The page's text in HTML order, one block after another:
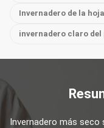
Invernadero de la
invernadero claro
Invernadero más seco